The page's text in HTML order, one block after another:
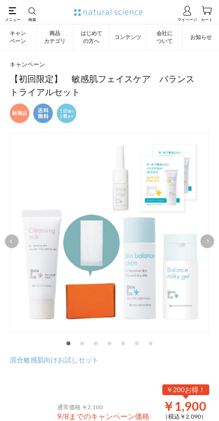
キャン
ペーン
商品
カテゴリ
はじめて
の方へ
コンテンツ
会社に
ついて
お知らせ
キャンペーン
【初回限定】 敏感肌フェイスケア バランス
トライアルセット
混合敏感肌向けお試しセット
通常価格 ￥2,100
9/8までのキャンペーン価格
￥200お得！
￥1,900
（税込￥ 2,090）